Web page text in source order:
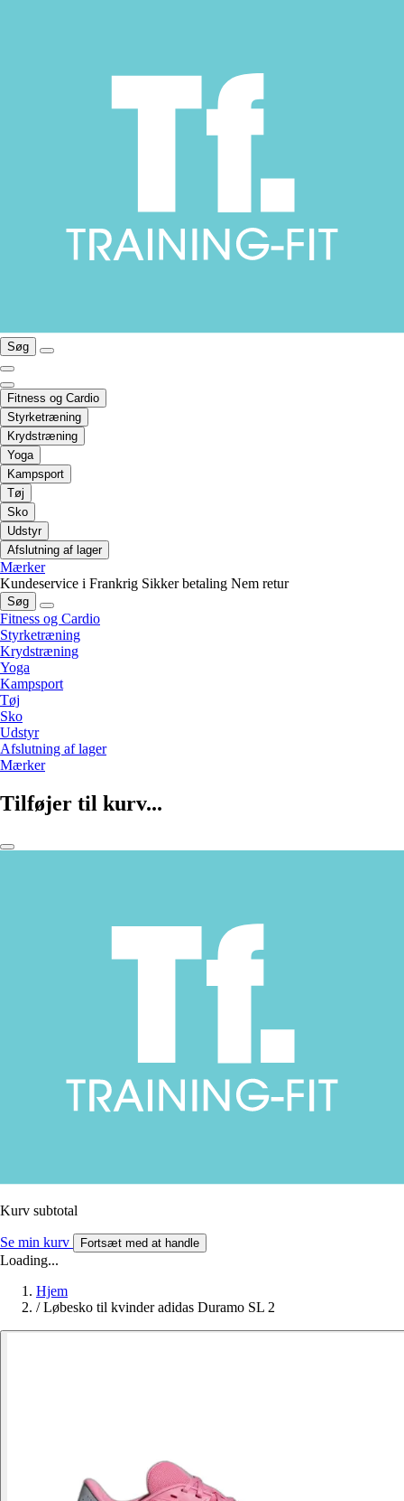
Søg
Fitness og Cardio
Styrketræning
Krydstræning
Yoga
Kampsport
Tøj
Sko
Udstyr
Afslutning af lager
Mærker
Kundeservice i Frankrig Sikker betaling Nem retur
Søg
Fitness og Cardio
Styrketræning
Krydstræning
Yoga
Kampsport
Tøj
Sko
Udstyr
Afslutning af lager
Mærker
Tilføjer til kurv...
Kurv subtotal
Se min kurv Fortsæt med at handle
Loading...
Hjem
/ Løbesko til kvinder adidas Duramo SL 2